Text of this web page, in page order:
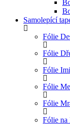
Samolepící
Fólie
Fólie
Fólie
Fólie
Fólie
Fólie na